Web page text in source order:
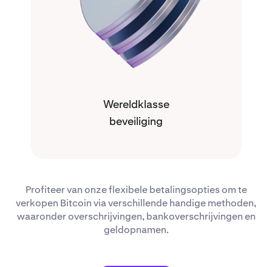
Wereldklasse
beveiliging
Profiteer van onze flexibele betalingsopties om te
verkopen Bitcoin via verschillende handige methoden,
waaronder overschrijvingen, bankoverschrijvingen en
geldopnamen.